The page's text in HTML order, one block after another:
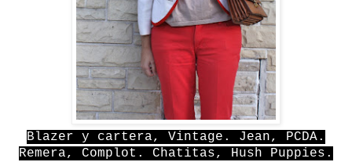
Blazer y cartera, Vintage. Jean, PCDA.
Remera, Complot. Chatitas, Hush Puppies.